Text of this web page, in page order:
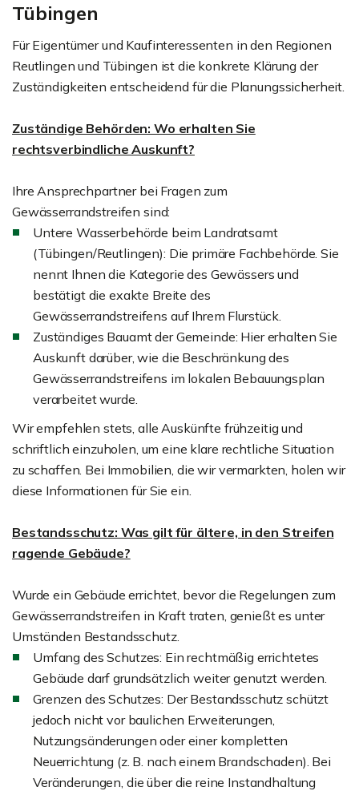
Tübingen
Für Eigentümer und Kaufinteressenten in den Regionen
Reutlingen und Tübingen ist die konkrete Klärung der
Zuständigkeiten entscheidend für die Planungssicherheit.
Zuständige Behörden: Wo erhalten Sie
rechtsverbindliche Auskunft?
Ihre Ansprechpartner bei Fragen zum
Gewässerrandstreifen sind:
Untere Wasserbehörde beim Landratsamt
(Tübingen/Reutlingen): Die primäre Fachbehörde. Sie
nennt Ihnen die Kategorie des Gewässers und
bestätigt die exakte Breite des
Gewässerrandstreifens auf Ihrem Flurstück.
Zuständiges Bauamt der Gemeinde: Hier erhalten Sie
Auskunft darüber, wie die Beschränkung des
Gewässerrandstreifens im lokalen Bebauungsplan
verarbeitet wurde.
Wir empfehlen stets, alle Auskünfte frühzeitig und
schriftlich einzuholen, um eine klare rechtliche Situation
zu schaffen. Bei Immobilien, die wir vermarkten, holen wir
diese Informationen für Sie ein.
Bestandsschutz: Was gilt für ältere, in den Streifen
ragende Gebäude?
Wurde ein Gebäude errichtet, bevor die Regelungen zum
Gewässerrandstreifen in Kraft traten, genießt es unter
Umständen Bestandsschutz.
Umfang des Schutzes: Ein rechtmäßig errichtetes
Gebäude darf grundsätzlich weiter genutzt werden.
Grenzen des Schutzes: Der Bestandsschutz schützt
jedoch nicht vor baulichen Erweiterungen,
Nutzungsänderungen oder einer kompletten
Neuerrichtung (z. B. nach einem Brandschaden). Bei
Veränderungen, die über die reine Instandhaltung